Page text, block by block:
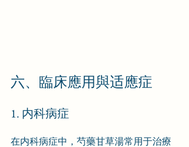
六、臨床應用與适應症
1. 内科病症
在内科病症中，芍藥甘草湯常用于治療